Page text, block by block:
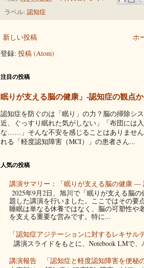
ラベル: 認知症
新しい投稿
ホ
登録: 投稿 (Atom)
注目の投稿
眠りが支える脳の健康」-認知症の観点
認知症を防ぐのは「眠り」の力？脳の掃除シ
近、ぐっすり眠れた気がしない」「布団には
な……」そんな不安を感じることはありませ
れる「軽度認知障害（MCI）」の患者さん...
人気の投稿
講演サマリー：「眠りが支える脳の健康 ―
2025年9月2日、旭川で「眠りが支える脳
題した講演を行いました。ここではその要
睡眠は単なる休養ではなく、脳の可塑性や
を支える重要な営みです。特に...
「認知症アジテーションに対するレキサル
講演スライドをもとに、Notebook LMで、
講演報告 「認知症と軽度認知障害を便秘